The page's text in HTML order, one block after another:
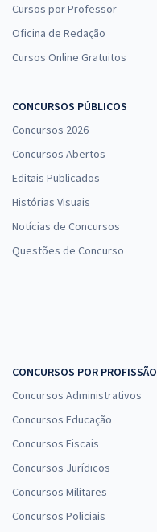
Cursos por Professor
Oficina de Redação
Cursos Online Gratuitos
CONCURSOS PÚBLICOS
Concursos 2026
Concursos Abertos
Editais Publicados
Histórias Visuais
Notícias de Concursos
Questões de Concurso
CONCURSOS POR PROFISSÃO
Concursos Administrativos
Concursos Educação
Concursos Fiscais
Concursos Jurídicos
Concursos Militares
Concursos Policiais